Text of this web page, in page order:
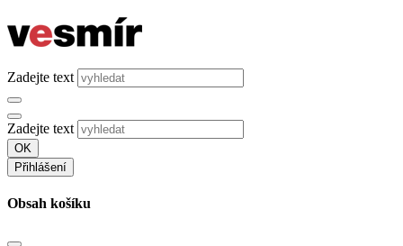
Zadejte text
Zadejte text
OK
Přihlášení
Obsah košíku